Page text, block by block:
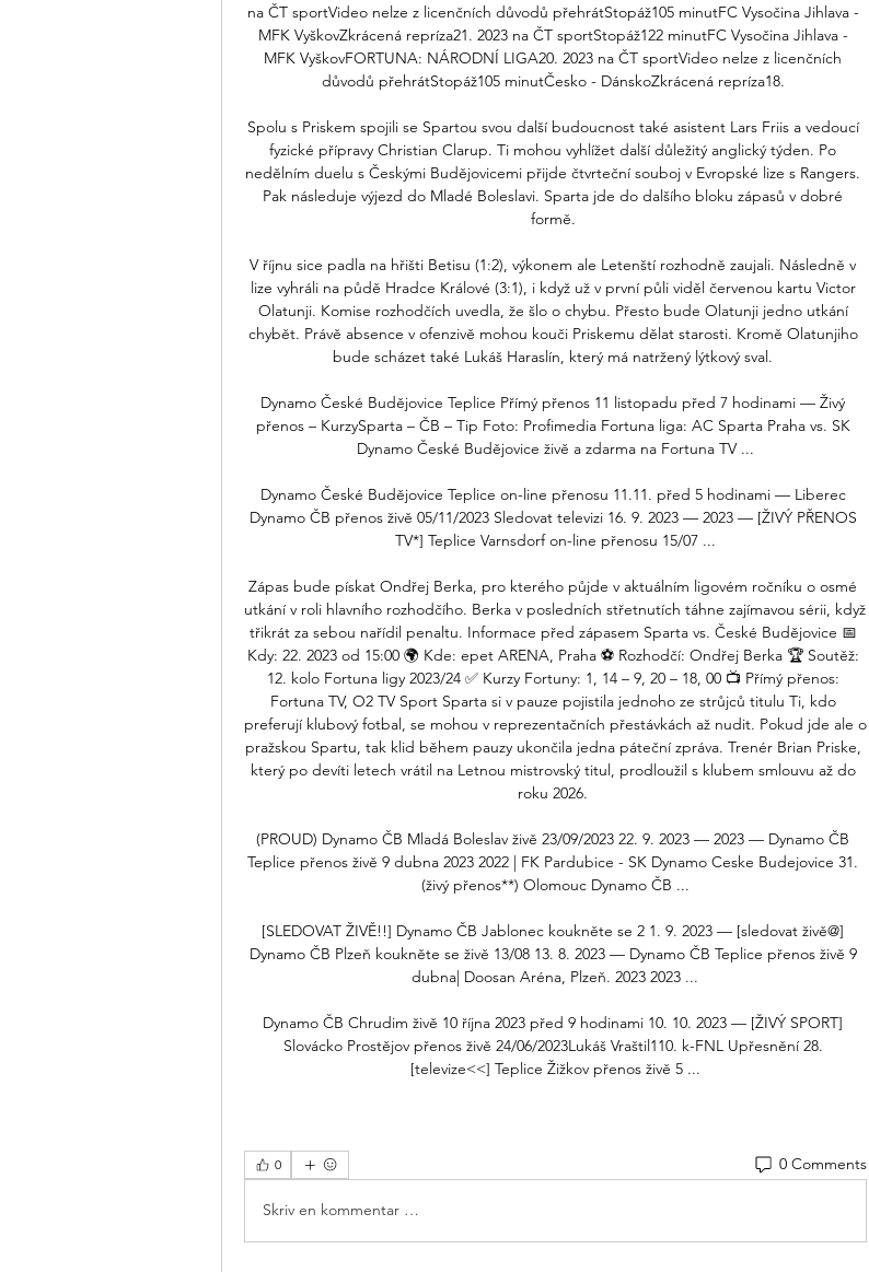
na ČT sportVideo nelze z licenčních důvodů přehrátStopáž105 minutFC Vysočina Jihlava -
MFK VyškovZkrácená repríza21. 2023 na ČT sportStopáž122 minutFC Vysočina Jihlava -
MFK VyškovFORTUNA: NÁRODNÍ LIGA20. 2023 na ČT sportVideo nelze z licenčních
důvodů přehrátStopáž105 minutČesko - DánskoZkrácená repríza18.
Spolu s Priskem spojili se Spartou svou další budoucnost také asistent Lars Friis a vedoucí
fyzické přípravy Christian Clarup. Ti mohou vyhlížet další důležitý anglický týden. Po
nedělním duelu s Českými Budějovicemi přijde čtvrteční souboj v Evropské lize s Rangers.
Pak následuje výjezd do Mladé Boleslavi. Sparta jde do dalšího bloku zápasů v dobré
formě.
V říjnu sice padla na hřišti Betisu (1:2), výkonem ale Letenští rozhodně zaujali. Následně v
lize vyhráli na půdě Hradce Králové (3:1), i když už v první půli viděl červenou kartu Victor
Olatunji. Komise rozhodčích uvedla, že šlo o chybu. Přesto bude Olatunji jedno utkání
chybět. Právě absence v ofenzivě mohou kouči Priskemu dělat starosti. Kromě Olatunjiho
bude scházet také Lukáš Haraslín, který má natržený lýtkový sval.
Dynamo České Budějovice Teplice Přímý přenos 11 listopadu před 7 hodinami — Živý
přenos – KurzySparta – ČB – Tip Foto: Profimedia Fortuna liga: AC Sparta Praha vs. SK
Dynamo České Budějovice živě a zdarma na Fortuna TV ...
Dynamo České Budějovice Teplice on-line přenosu 11.11. před 5 hodinami — Liberec
Dynamo ČB přenos živě 05/11/2023 Sledovat televizi 16. 9. 2023 — 2023 — [ŽIVÝ PŘENOS
TV*] Teplice Varnsdorf on-line přenosu 15/07 ...
Zápas bude pískat Ondřej Berka, pro kterého půjde v aktuálním ligovém ročníku o osmé
utkání v roli hlavního rozhodčího. Berka v posledních střetnutích táhne zajímavou sérii, když
třikrát za sebou nařídil penaltu. Informace před zápasem Sparta vs. České Budějovice 📅
Kdy: 22. 2023 od 15:00 🌍 Kde: epet ARENA, Praha ⚽ Rozhodčí: Ondřej Berka 🏆 Soutěž:
12. kolo Fortuna ligy 2023/24 ✅ Kurzy Fortuny: 1, 14 – 9, 20 – 18, 00 📺 Přímý přenos:
Fortuna TV, O2 TV Sport Sparta si v pauze pojistila jednoho ze strůjců titulu Ti, kdo
preferují klubový fotbal, se mohou v reprezentačních přestávkách až nudit. Pokud jde ale o
pražskou Spartu, tak klid během pauzy ukončila jedna páteční zpráva. Trenér Brian Priske,
který po devíti letech vrátil na Letnou mistrovský titul, prodloužil s klubem smlouvu až do
roku 2026.
(PROUD) Dynamo ČB Mladá Boleslav živě 23/09/2023 22. 9. 2023 — 2023 — Dynamo ČB
Teplice přenos živě 9 dubna 2023 2022 | FK Pardubice - SK Dynamo Ceske Budejovice 31.
(živý přenos**) Olomouc Dynamo ČB ...
[SLEDOVAT ŽIVĚ!!] Dynamo ČB Jablonec koukněte se 2 1. 9. 2023 — [sledovat živě@]
Dynamo ČB Plzeň koukněte se živě 13/08 13. 8. 2023 — Dynamo ČB Teplice přenos živě 9
dubna| Doosan Aréna, Plzeň. 2023 2023 ...
Dynamo ČB Chrudim živě 10 října 2023 před 9 hodinami 10. 10. 2023 — [ŽIVÝ SPORT]
Slovácko Prostějov přenos živě 24/06/2023Lukáš Vraštil110. k-FNL Upřesnění 28.
[televize<<] Teplice Žižkov přenos živě 5 ...
0 0 Comments
Skriv en kommentar …